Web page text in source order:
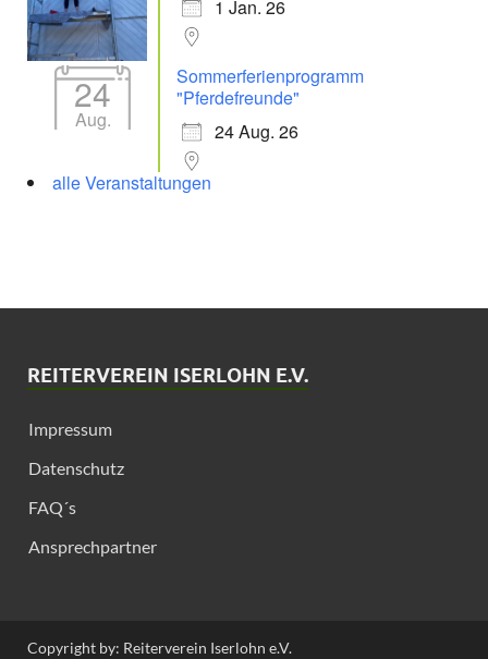
1 Jan. 26
24
Aug.
Sommerferienprogramm
"Pferdefreunde"
24 Aug. 26
alle Veranstaltungen
REITERVEREIN ISERLOHN E.V.
Impressum
Datenschutz
FAQ´s
Ansprechpartner
Copyright by: Reiterverein Iserlohn e.V.